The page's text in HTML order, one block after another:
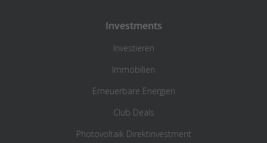
Investments
Investieren
Immobilien
Erneuerbare Energien
Club Deals
Photovoltaik Direktinvestment